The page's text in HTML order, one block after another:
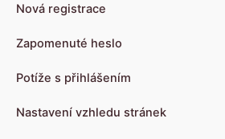
Nová registrace
Zapomenuté heslo
Potíže s přihlášením
Nastavení vzhledu stránek